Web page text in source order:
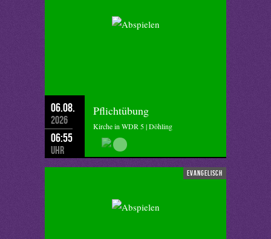
06.08.
2026
06:55
Uhr
Pflichtübung
Kirche in WDR 5 | Döhling
evangelisch